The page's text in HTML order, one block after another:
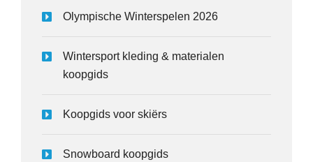
Olympische Winterspelen 2026
Wintersport kleding & materialen
koopgids
Koopgids voor skiërs
Snowboard koopgids